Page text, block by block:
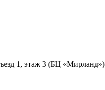
1, этаж 3 (БЦ «Мирланд»)